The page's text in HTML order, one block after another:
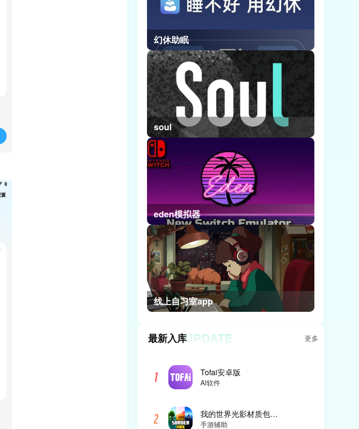
幻休助眠
soul
eden模拟器
线上自习室app
最新入库UPDATE 更多
Tofai安卓版
AI软件
我的世界光影材质包手机版
手游辅助